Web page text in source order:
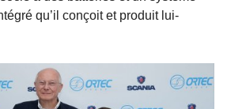
qu’il conçoit et produit lui-